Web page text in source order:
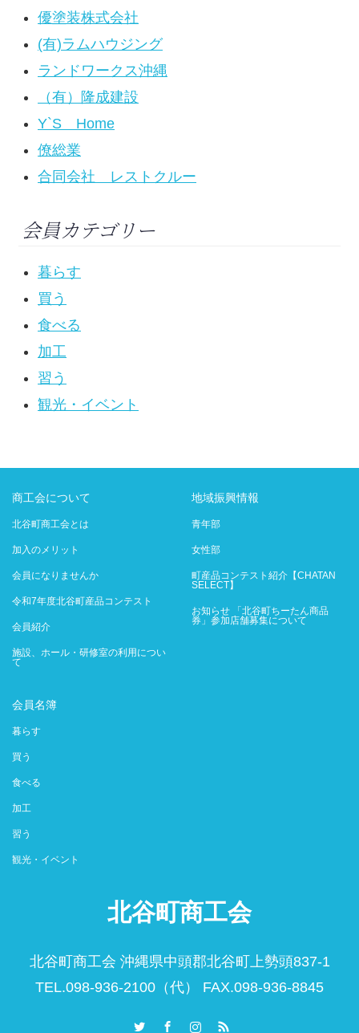
優塗装株式会社
(有)ラムハウジング
ランドワークス沖縄
（有）隆成建設
Y`S Home
僚総業
合同会社 レストクルー
会員カテゴリー
暮らす
買う
食べる
加工
習う
観光・イベント
商工会について
北谷町商工会とは
加入のメリット
会員になりませんか
令和7年度北谷町産品コンテスト
会員紹介
施設、ホール・研修室の利用につい
て
地域振興情報
青年部
女性部
町産品コンテスト紹介【CHATAN
SELECT】
お知らせ 「北谷町ちーたん商品
券」参加店舗募集について
会員名簿
暮らす
買う
食べる
加工
習う
観光・イベント
北谷町商工会
北谷町商工会 沖縄県中頭郡北谷町上勢頭837-1
TEL.098-936-2100（代） FAX.098-936-8845
Instagram
RSS